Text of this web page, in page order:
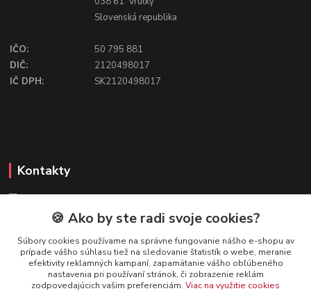
Slovenská republika
IČO:
50 795 881
DIČ:
2120498017
IČ DPH:
SK2120498017
Kontakty
FIREFLY SHOP
Mgr. Ivana Kirschnerová
+421 918 763 777
🍪 Ako by ste radi svoje cookies?
Súbory cookies používame na správne fungovanie nášho e-shopu av
prípade vášho súhlasu tiež na sledovanie štatistík o webe, meranie
efektivity reklamných kampaní, zapamätanie vášho obľúbeného
nastavenia pri používaní stránok, či zobrazenie reklám
zodpovedajúcich vašim preferenciám. Viac na využitie cookies